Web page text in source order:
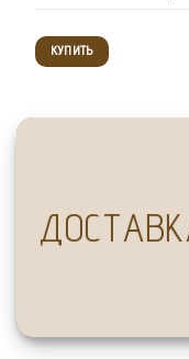
КУПИТЬ